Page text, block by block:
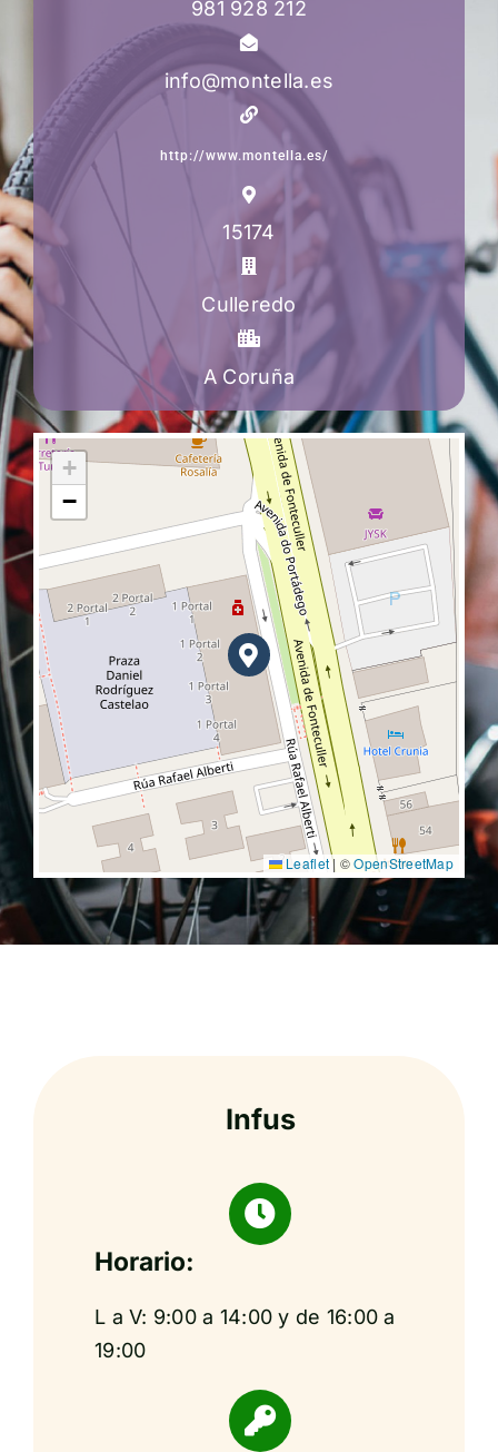
981 928 212
info@montella.es
http://www.montella.es/
15174
Culleredo
A Coruña
+
−
Leaflet| ©OpenStreetMap
Infus
Horario:
L a V: 9:00 a 14:00 y de 16:00 a
19:00